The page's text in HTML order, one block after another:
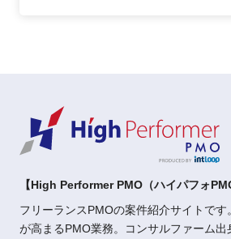
【High Performer PMO（ハイパフォ
フリーランスPMOの案件紹介サイトで
が高まるPMO業務。コンサルファーム